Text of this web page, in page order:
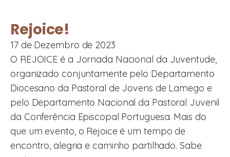
Rejoice!
17 de Dezembro de 2023
O REJOICE é a Jornada Nacional da Juventude,
organizado conjuntamente pelo Departamento
Diocesano da Pastoral de Jovens de Lamego e
pelo Departamento Nacional da Pastoral Juvenil
da Conferência Episcopal Portuguesa. Mais do
que um evento, o Rejoice é um tempo de
encontro, alegria e caminho partilhado. Sabe